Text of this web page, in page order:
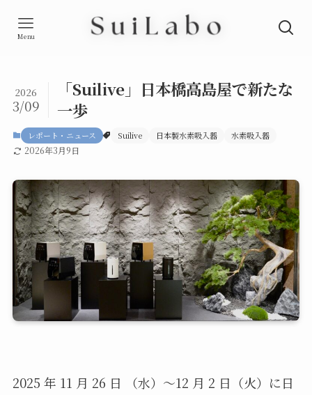
Menu
「Suilive」日本橋高島屋で新たな
一歩
2026
3/09
レポート・ニュース Suilive 日本製水素吸入器 水素吸入器
2026年3月9日
2025 年 11 月 26 日 （水）～12 月 2 日（火）に日